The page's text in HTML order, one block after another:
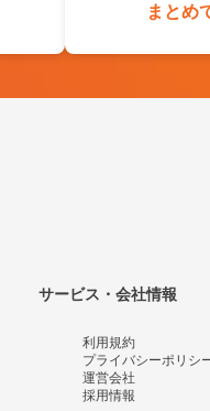
まとめ
サービス・会社情報
利用規約
プライバシーポリシ
運営会社
採用情報